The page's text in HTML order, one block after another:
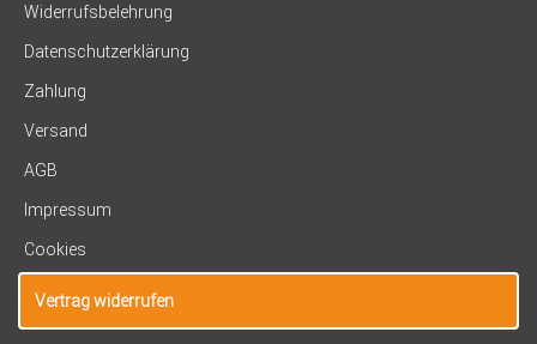
Widerrufsbelehrung
Datenschutzerklärung
Zahlung
Versand
AGB
Impressum
Cookies
Vertrag widerrufen